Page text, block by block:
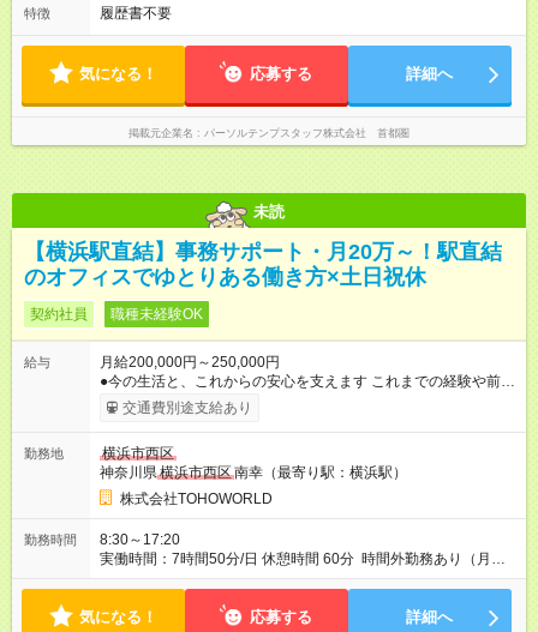
特徴 履歴書不要
気になる！ 応募する 詳細へ
掲載元企業名 パーソルテンプスタッフ株式会社 首都圏
未読
【横浜駅直結】事務サポート・月20万～！駅直結
のオフィスでゆとりある働き方×土日祝休
契約社員 職種未経験OK
給与
月給200,000円～250,000円
●今の生活と、これからの安心を支えます これまでの経験や前職
の給与をしっかりとお伺いし、新しいスタートで不利にならな
いよう、納得いくまで話し合って決めていきましょう。 派手な
を私たちは大切にします。コツコツ取り組むあなたの努力をし
っかりと見て、昇給などで目に見える形でお応えします。足元
の生活を安定させながら、無理なく収入を伸ばしていける環境
です。 【試用期間】試用期間あり 試用期間の長さ：3ヶ月 雇用
形態、給与は本採用時と同じです。
交通費別途支給あり
勤務地
横浜市西区
神奈川県横浜市西区南幸（最寄り駅：横浜駅）
株式会社TOHOWORLD
勤務時間
8:30～17:20
実働時間：7時間50分/日 休憩時間 60分 時間外勤務あり（月平
均 15時間）
気になる！ 応募する 詳細へ